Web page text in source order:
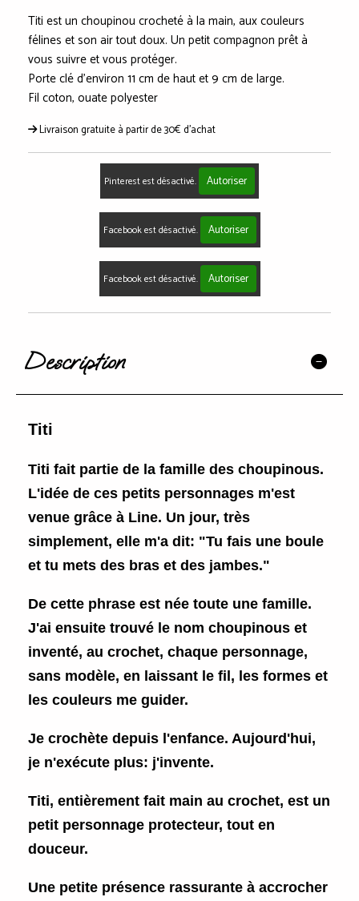
Titi est un choupinou crocheté à la main, aux couleurs
félines et son air tout doux. Un petit compagnon prêt à
vous suivre et vous protéger.
Porte clé d'environ 11 cm de haut et 9 cm de large.
Fil coton, ouate polyester
Livraison gratuite à partir de 30€ d'achat
Pinterest est désactivé. Autoriser
Facebook est désactivé. Autoriser
Facebook est désactivé. Autoriser
Description
Titi
Titi fait partie de la famille des choupinous.
L'idée de ces petits personnages m'est
venue grâce à Line. Un jour, très
simplement, elle m'a dit: "Tu fais une boule
et tu mets des bras et des jambes."
De cette phrase est née toute une famille.
J'ai ensuite trouvé le nom choupinous et
inventé, au crochet, chaque personnage,
sans modèle, en laissant le fil, les formes et
les couleurs me guider.
Je crochète depuis l'enfance. Aujourd'hui,
je n'exécute plus: j'invente.
Titi, entièrement fait main au crochet, est un
petit personnage protecteur, tout en
douceur.
Une petite présence rassurante à accrocher